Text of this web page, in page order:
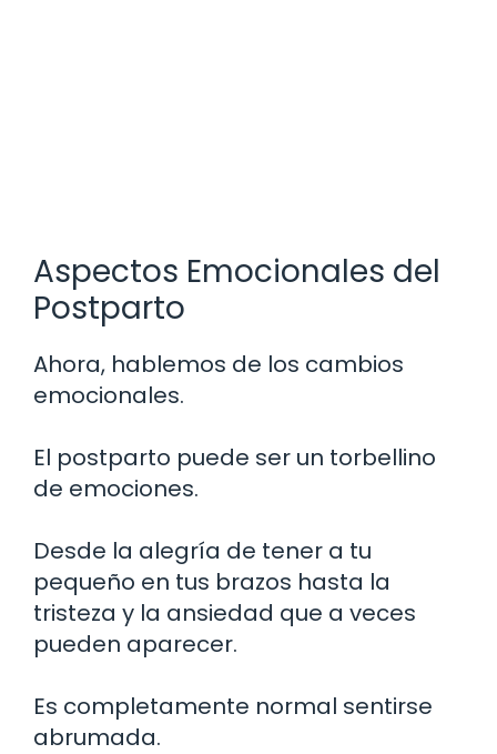
Aspectos Emocionales del
Postparto
Ahora, hablemos de los cambios
emocionales.
El postparto puede ser un torbellino
de emociones.
Desde la alegría de tener a tu
pequeño en tus brazos hasta la
tristeza y la ansiedad que a veces
pueden aparecer.
Es completamente normal sentirse
abrumada.